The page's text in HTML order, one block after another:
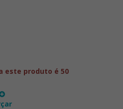
este produto é 50